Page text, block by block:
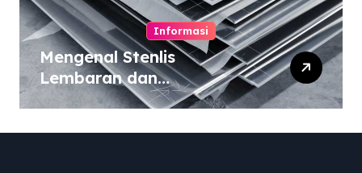
Informasi
Mengenal Stenlis
Lembaran dan
Komposisinya